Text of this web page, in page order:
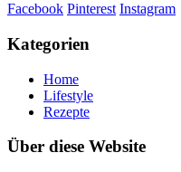
Facebook Pinterest Instagram
Kategorien
Home
Lifestyle
Rezepte
Über diese Website